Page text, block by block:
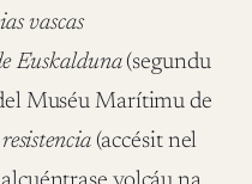
vascas
Euskalduna(segundu
Muséu Marítimu de
(accésit nel